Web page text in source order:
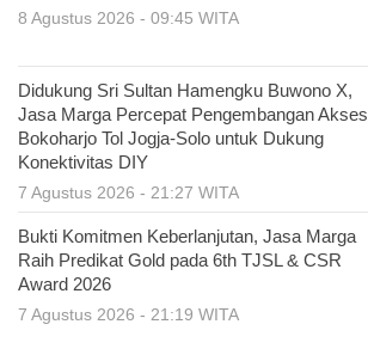
8 Agustus 2026 - 09:45 WITA
Didukung Sri Sultan Hamengku Buwono X,
Jasa Marga Percepat Pengembangan Akses
Bokoharjo Tol Jogja-Solo untuk Dukung
Konektivitas DIY
7 Agustus 2026 - 21:27 WITA
Bukti Komitmen Keberlanjutan, Jasa Marga
Raih Predikat Gold pada 6th TJSL & CSR
Award 2026
7 Agustus 2026 - 21:19 WITA